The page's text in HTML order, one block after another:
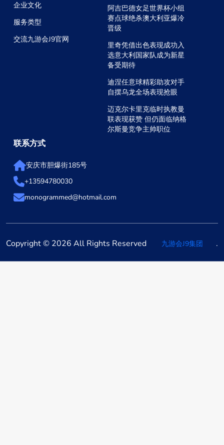
企业文化
服务类型
交流九游会J9官网
阿吉巴德女足世界杯小组
赛点球绝杀澳大利亚爆冷
晋级
里奇凭借出色表现成功入
选意大利国家队成为新星
备受期待
迪涅任意球精彩助攻对手
自摆乌龙全场表现抢眼
迈克尔卡里克临时执教曼
联表现获赞 但仍面临纳格
尔斯曼竞争主帅职位
联系方式
安庆市胆爆街185号
+13594780030
monogrammed@hotmail.com
Copyright © 2026 All Rights Reserved 九游会J9集团 .